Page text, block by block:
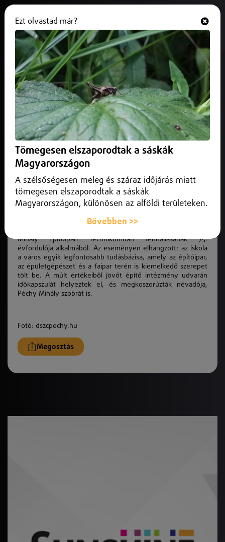
75 éves a Péchy Technikum
2025. június 13.Debrecen
Az iskola a város egyik legfontosabb tudásbázisa.
Mihály Építőipari Technikumban fennállásának 75.
évfordulója alkalmából. Az eseményen elhangzott: az iskola
a város egyik legfontosabb tudásbázisa, amely az építőipar,
az épületgépészet és a faipar terén is kiemelkedő szerepet
tölt be. A múlt értékeiből jövőt építő intézmény udvarán
időkapszulát helyeztek el, és megkoszorúzták névadója,
Péchy Mihály szobrát is.
Fotó: dszcpechy.hu
Megosztás
Ezt olvastad már?
Tömegesen elszaporodtak a sáskák
Magyarországon
A szélsőségesen meleg és száraz időjárás miatt
tömegesen elszaporodtak a sáskák
Magyarországon, különösen az alföldi területeken.
Bővebben >>